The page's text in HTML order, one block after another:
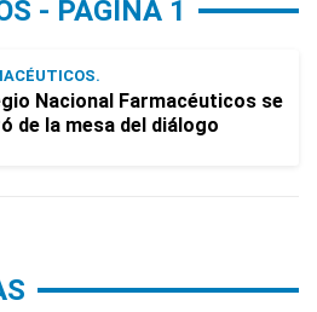
- PÁGINA 1
Nacional Farmacéuticos se
de la mesa del diálogo